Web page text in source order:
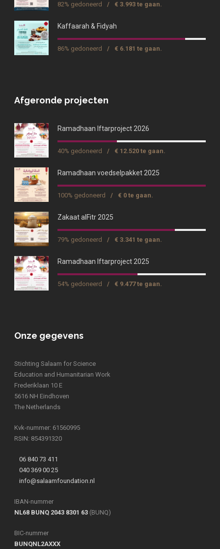
82% gedoneerd / € 3.993 te gaan.
Kaffaarah & Fidyah
86% gedoneerd / € 6.181 te gaan.
Afgeronde projecten
Ramadhaan Iftarproject 2026
40% gedoneerd / € 12.520 te gaan.
Ramadhaan voedselpakket 2025
100% gedoneerd / € 0 te gaan.
Zakaat alFitr 2025
79% gedoneerd / € 3.341 te gaan.
Ramadhaan Iftarproject 2025
54% gedoneerd / € 9.477 te gaan.
Onze gegevens
Stichting Salaam for Science
Education and Humanitarian Work
Frederiklaan 10 E
5616 NH Eindhoven
The Netherlands
Kvk-nummer: 61560995
RSIN: 854391320
06 840 73 411
040 369 00 25
info@salaamfoundation.nl
IBAN-nummer
NL68 BUNQ 2043 8301 63 (BUNQ)
BIC-nummer
BUNQNL2AXXX